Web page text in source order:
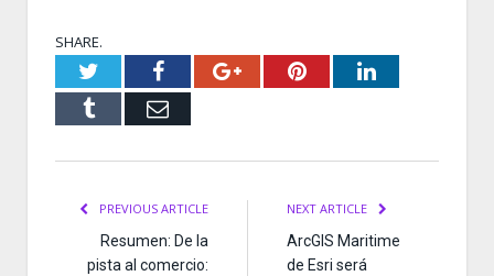
SHARE.
TwitterFacebookGoogle+PinterestLinkedIn
Tumblr Email
PREVIOUS ARTICLE
Resumen: De la
pista al comercio:
NEXT ARTICLE
ArcGIS Maritime
de Esri será